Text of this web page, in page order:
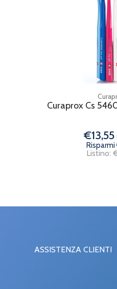
Curaprox Cs
€13,55
Listino:
ASSISTENZA CLIENTI